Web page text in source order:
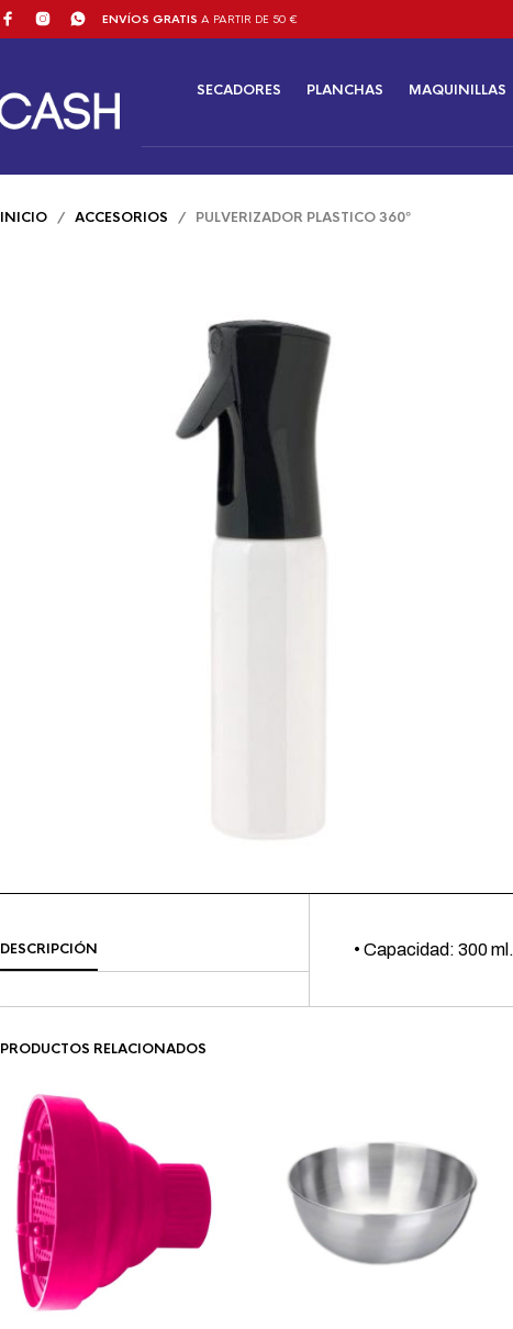
ENVÍOS GRATIS A PARTIR DE 50 €
SECADORES PLANCHAS MAQUINILLAS
INICIO / ACCESORIOS / PULVERIZADOR PLASTICO 360º
DESCRIPCIÓN • Capacidad: 300 ml.
PRODUCTOS RELACIONADOS